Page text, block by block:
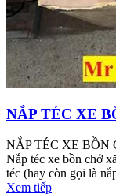
NẮP TÉC XE
NẮP TÉC XE
Nắp téc xe bồn chở
téc (hay còn gọi là
Xem tiếp